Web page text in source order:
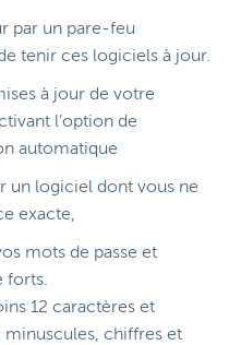
par un pare-feu
tenir ces logiciels à jour.
à jour de votre
l’option de
automatique
un logiciel dont vous ne
exacte,
mots de passe et
forts.
12 caractères et
chiffres et